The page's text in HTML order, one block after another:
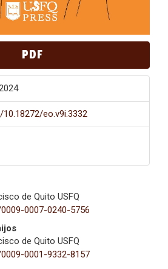
PDF
eo.v9i.3332
de Quito USFQ
0007-0240-5756
de Quito USFQ
0001-9332-8157